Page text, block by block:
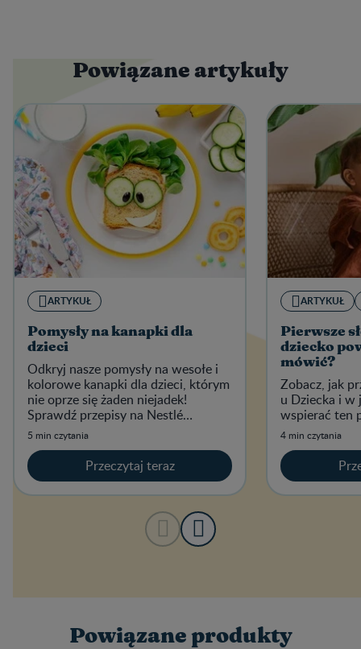
Powiązane artykuły
ARTYKUŁ
Pomysły na kanapki dla
dzieci
Odkryj nasze pomysły na wesołe i
kolorowe kanapki dla dzieci, którym
nie oprze się żaden niejadek!
Sprawdź przepisy na Nestlé
FamilyNes.
5 min czytania
Przeczytaj teraz
ARTYKUŁ
Pierwsze
dziecko
mówić?
Zobacz, jak
u Dziecka i w
wspierać ten
4 min czytania
Powiązane produkty